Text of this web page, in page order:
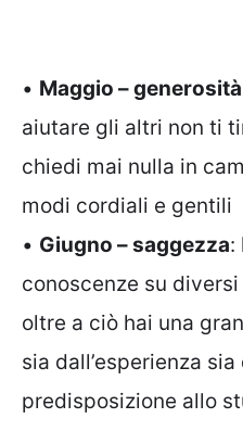
• Maggio – generosità
aiutare gli altri non ti
chiedi mai nulla in
modi cordiali e gentili
• Giugno – saggezza:
conoscenze su
oltre a ciò hai una
sia dall’esperienza
predisposizione allo